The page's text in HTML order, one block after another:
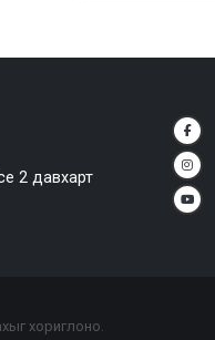
2 давхарт
хориглоно.